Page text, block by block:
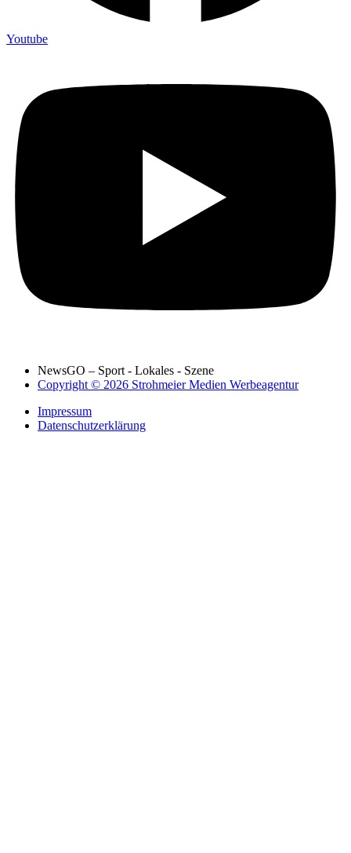
Youtube
NewsGO – Sport - Lokales - Szene
Copyright © 2026 Strohmeier Medien Werbeagentur
Impressum
Datenschutzerklärung